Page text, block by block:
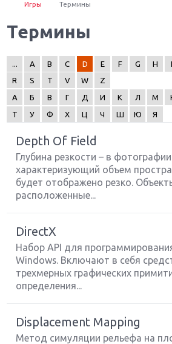
Игры Термины
Термины
A B C D E F G H L
R
S T V W
Z
А
Б В Г Д И К Л М
Т
У Ф Х Ц Ч Ш Ю Я
Depth Of Field
Глубина резкости – в
характеризующий объем
будет отображено резко.
расположенные...
DirectX
Набор API для
Windows. Включают в себя
трехмерных графических
определения...
Displacement Mapping
Метод симуляции рельефа на
Крупнейшие релизы мая:
Sony